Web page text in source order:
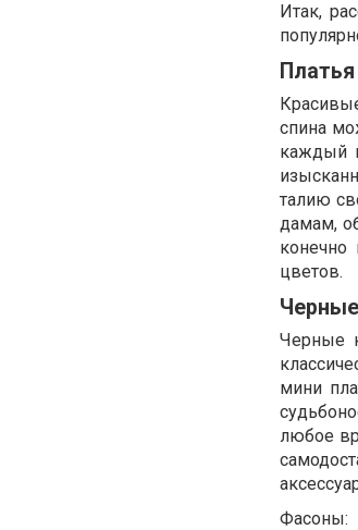
Итак,
спина
каждый
талию
дамам,
цветов.
Черные
мини
любое
Фасоны: